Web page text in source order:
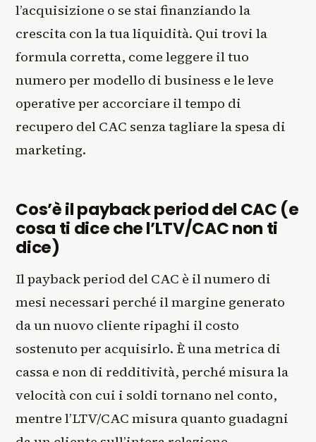
l’acquisizione o se stai finanziando la
crescita con la tua liquidità. Qui trovi la
formula corretta, come leggere il tuo
numero per modello di business e le leve
operative per accorciare il tempo di
recupero del CAC senza tagliare la spesa di
marketing.
Cos’è il payback period del CAC (e
cosa ti dice che l’LTV/CAC non ti
dice)
Il payback period del CAC è il numero di
mesi necessari perché il margine generato
da un nuovo cliente ripaghi il costo
sostenuto per acquisirlo. È una metrica di
cassa e non di redditività, perché misura la
velocità con cui i soldi tornano nel conto,
mentre l’LTV/CAC misura quanto guadagni